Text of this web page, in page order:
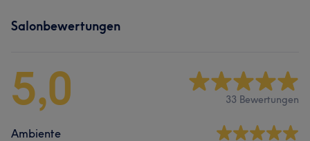
Salonbewertungen
5,0 33 Bewertungen
Ambiente